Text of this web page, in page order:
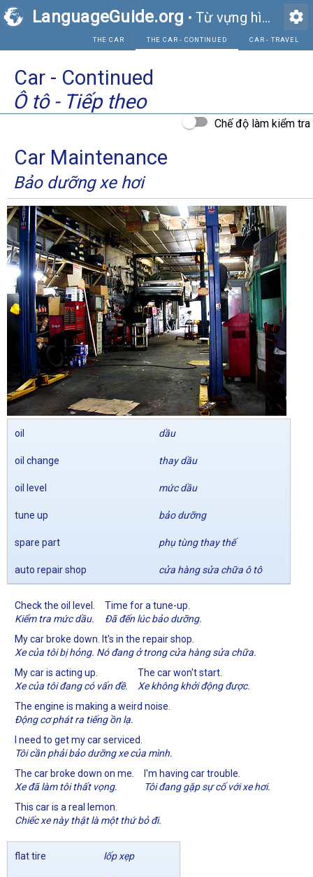
LanguageGuide.org • Từ vựng hình ảnh tiếng Anh settings
Car - Continued
Ô tô - Tiếp theo
Chế độ làm kiểm tra
Car Maintenance
Bảo dưỡng xe hơi
oil dầu
oil change thay dầu
oil level mức dầu
tune up bảo dưỡng
spare part phụ tùng thay thế
auto repair shop cửa hàng sửa chữa ô tô
Check the oil level.
Kiểm tra mức dầu.
Time for a tune-up.
Đã đến lúc bảo dưỡng.
My car broke down. It's in the repair shop.
Xe của tôi bị hỏng. Nó đang ở trong cửa hàng sửa chữa.
My car is acting up.
Xe của tôi đang có vấn đề.
The car won't start.
Xe không khởi động được.
The engine is making a weird noise.
Động cơ phát ra tiếng ồn lạ.
I need to get my car serviced.
Tôi cần phải bảo dưỡng xe của mình.
The car broke down on me.
Xe đã làm tôi thất vọng.
I'm having car trouble.
Tôi đang gặp sự cố với xe hơi.
This car is a real lemon.
Chiếc xe này thật là một thứ bỏ đi.
flat tire lốp xẹp